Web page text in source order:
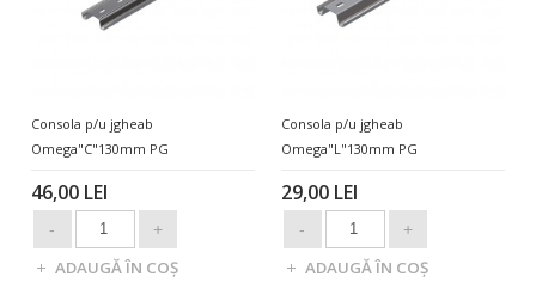
Consola p/u jgheab
Omega"C"130mm PG
46,00 LEI
Consola p/u jgheab
Omega"L"130mm PG
29,00 LEI